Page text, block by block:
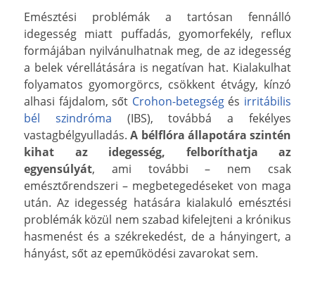
Emésztési problémák a tartósan fennálló
idegesség miatt puffadás, gyomorfekély, reflux
formájában nyilvánulhatnak meg, de az idegesség
a belek vérellátására is negatívan hat. Kialakulhat
folyamatos gyomorgörcs, csökkent étvágy, kínzó
alhasi fájdalom, sőt Crohon-betegségés irritábilis
bél szindróma (IBS), továbbá a fekélyes
vastagbélgyulladás.A bélflóra állapotára szintén
kihat az idegesség, felboríthatja az
egyensúlyát, ami további – nem csak
emésztőrendszeri – megbetegedéseket von maga
után. Az idegesség hatására kialakuló emésztési
problémák közül nem szabad kifelejteni a krónikus
hasmenést és a székrekedést, de a hányingert, a
hányást, sőt az epeműködési zavarokat sem.